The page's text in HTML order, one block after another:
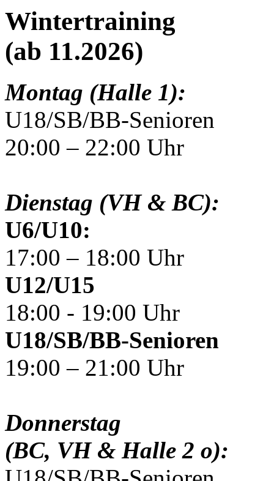
Wintertraining
(ab 11.2026)
Montag (Halle 1):
U18/SB/BB-Senioren
20:00 – 22:00 Uhr
Dienstag (VH & BC):
U6/U10:
17:00 – 18:00 Uhr
U12/U15
18:00 - 19:00 Uhr
U18/SB/BB-Senioren
19:00 – 21:00 Uhr
Donnerstag
(BC, VH & Halle 2 o):